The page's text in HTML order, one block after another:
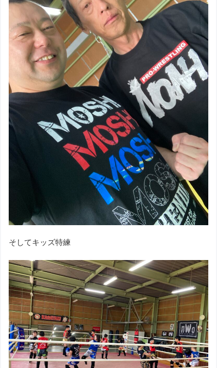
そしてキッズ特練